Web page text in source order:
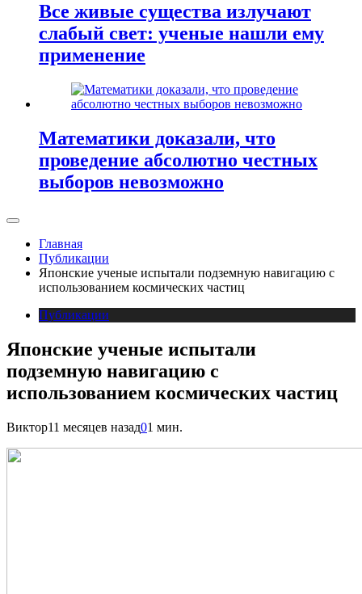
Все живые существа излучают
слабый свет: ученые нашли ему
применение
Математики доказали, что
проведение абсолютно честных
выборов невозможно
Главная
Публикации
Японские ученые испытали подземную навигацию с
использованием космических частиц
Публикации
Японские ученые испытали
подземную навигацию с
использованием космических частиц
Виктор11 месяцев назад01 мин.